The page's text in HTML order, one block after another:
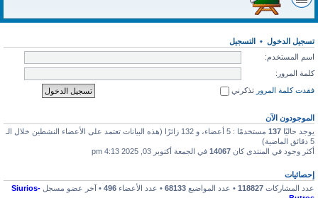
تسجيل الدخول • التسجيل
اسم المستخدم:
كلمة المرور:
فقدت كلمة المرور تذكرني
الموجودون الآن
يوجد حاليًا 137
مستخدمًا : 5 أعضاء، و 132 زائرًا (هذه البيانات تعتمد على الأعضاء النشطين خلال الـ
5 دقائق الماضية)
أكثر وجود في المنتدى كان 14067 في الجمعة أكتوبر 03, 2025 4:13 pm
إحصائيات
عدد المشاركات 118827 • عدد المواضيع 68133 • عدد الأعضاء 496 • آخر عضو مسجل Siurios-